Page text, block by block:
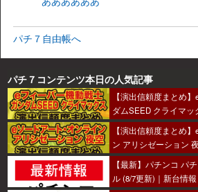
パチ７自由帳へ
パチ７コンテンツ本日の人気記事
【演出信頼度まとめ
ダムSEED クライマッ
【演出信頼度まとめ
ン アリシゼーション
【最新】パチンコ パ
ル (8/7更新)｜新台情